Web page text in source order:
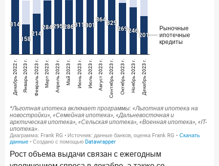
Frank RG объявила победителей кейс-чемпионата
2026 года
Банки ускорили работу с претензиями
Рассылка Frank RG
Итоги недели, наша трактовка основных событий
на банковском рынке
Рост объема выдачи связан с ежегодным